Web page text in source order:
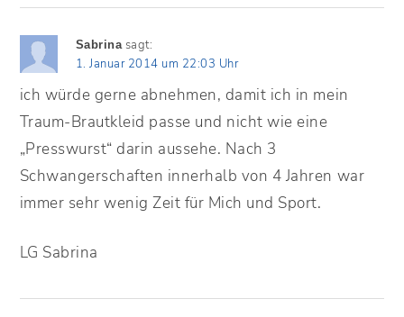
Sabrina sagt:
1. Januar 2014 um 22:03 Uhr
ich würde gerne abnehmen, damit ich in mein
Traum-Brautkleid passe und nicht wie eine
„Presswurst“ darin aussehe. Nach 3
Schwangerschaften innerhalb von 4 Jahren war
immer sehr wenig Zeit für Mich und Sport.
LG Sabrina